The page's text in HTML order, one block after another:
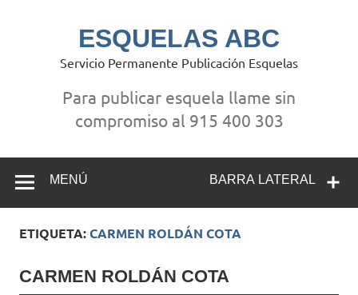
ESQUELAS ABC
Servicio Permanente Publicación Esquelas
Para publicar esquela llame sin
compromiso al 915 400 303
BARRA LATERAL
MENÚ
ETIQUETA:CARMEN ROLDÁN COTA
CARMEN ROLDÁN COTA